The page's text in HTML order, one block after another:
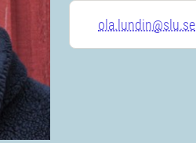
ola.lundin@slu.se